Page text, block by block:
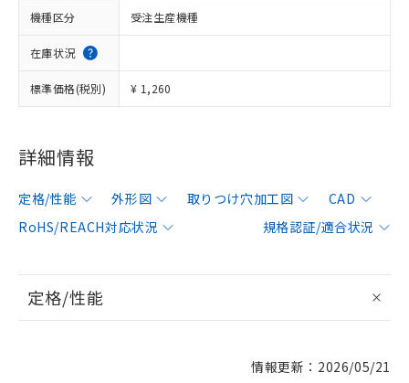
機種区分 受注生産機種
在庫状況
標準価格(税別) ¥ 1,260
詳細情報
定格/性能 外形図 取りつけ穴加工図
CAD
RoHS/REACH対応状況
規格認証/適合状況
定格/性能
情報更新：2026/05/21